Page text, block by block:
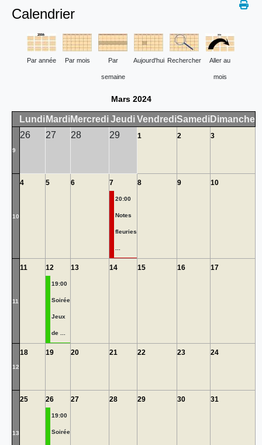
Calendrier
Par année Par mois Par
semaine
Aujourd'hui Rechercher Aller au
mois
Mars 2024
Lundi Mardi MercrediJeudiVendrediSamediDimanche
9
26 27 28 29 1 2 3
10
4 5 6 7
20:00
Notes
fleuries
...
8 9 10
11
11 12
19:00
Soirée
Jeux
de ...
13 14 15 16 17
12
18 19 20 21 22 23 24
13
25 26
19:00
Soirée
27 28 29 30 31